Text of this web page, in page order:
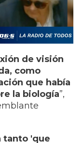
de visión
como
que había
la biología”,
tanto 'que